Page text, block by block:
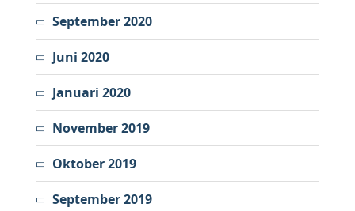
September 2020
Juni 2020
Januari 2020
November 2019
Oktober 2019
September 2019